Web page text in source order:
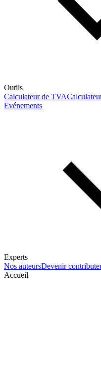
Outils
Calculateur de TVA
Evénements
Experts
Nos auteursDevenir
Accueil